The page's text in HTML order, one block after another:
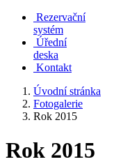
Rezervační
systém
Úřední
deska
Kontakt
Úvodní stránka
Fotogalerie
Rok 2015
Rok 2015